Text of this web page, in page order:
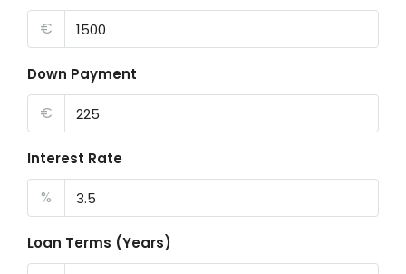
€
Down Payment
€
Interest Rate
%
Loan Terms (Years)